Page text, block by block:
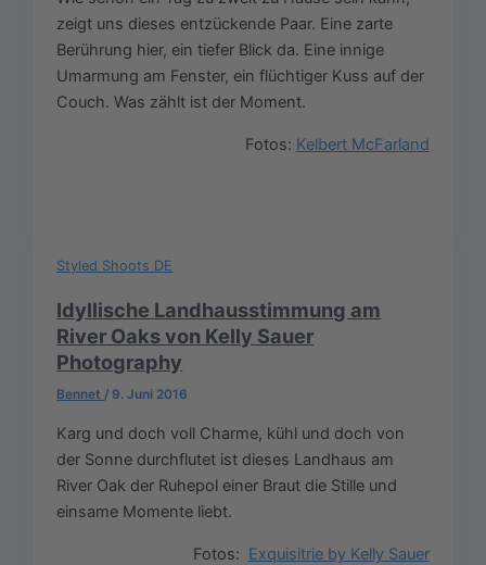
zeigt uns dieses entzückende Paar. Eine zarte
Berührung hier, ein tiefer Blick da. Eine innige
Umarmung am Fenster, ein flüchtiger Kuss auf der
Couch. Was zählt ist der Moment.
Fotos: Kelbert McFarland
Styled Shoots DE
Idyllische Landhausstimmung am
River Oaks von Kelly Sauer
Photography
Bennet/ 9. Juni 2016
Karg und doch voll Charme, kühl und doch von
der Sonne durchflutet ist dieses Landhaus am
River Oak der Ruhepol einer Braut die Stille und
einsame Momente liebt.
Fotos: Exquisitrie by Kelly Sauer